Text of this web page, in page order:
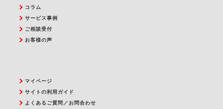
コラム
サービス事例
ご相談受付
お客様の声
マイページ
サイトの利用ガイド
よくあるご質問／お問合わせ